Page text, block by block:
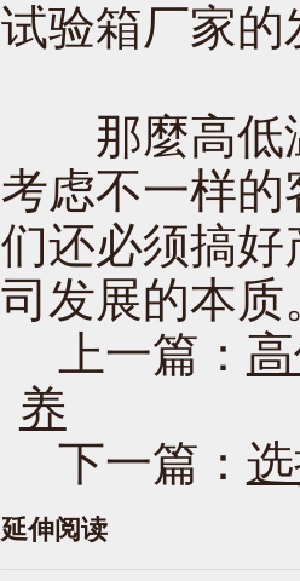
试验箱厂家
那麼高低温
考虑不一样
们还必须搞
司发展的本质
上一篇：
养
下一篇：
延伸阅读